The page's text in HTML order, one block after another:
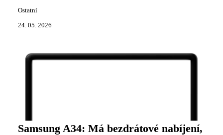
Ostatní
24. 05. 2026
Samsung A34: Má bezdrátové nabíjení,